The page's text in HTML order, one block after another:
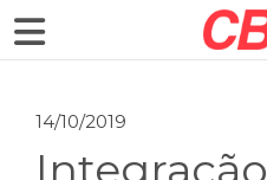
14/10/2019
Integração